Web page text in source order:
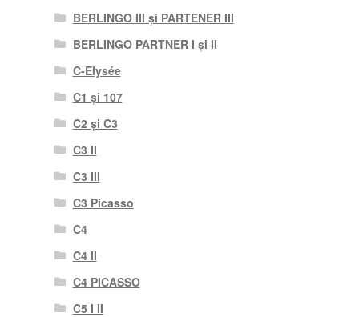
BERLINGO III și PARTENER III
BERLINGO PARTNER I și II
C-Elysée
C1 și 107
C2 și C3
C3 II
C3 III
C3 Picasso
C4
C4 II
C4 PICASSO
C5 I II